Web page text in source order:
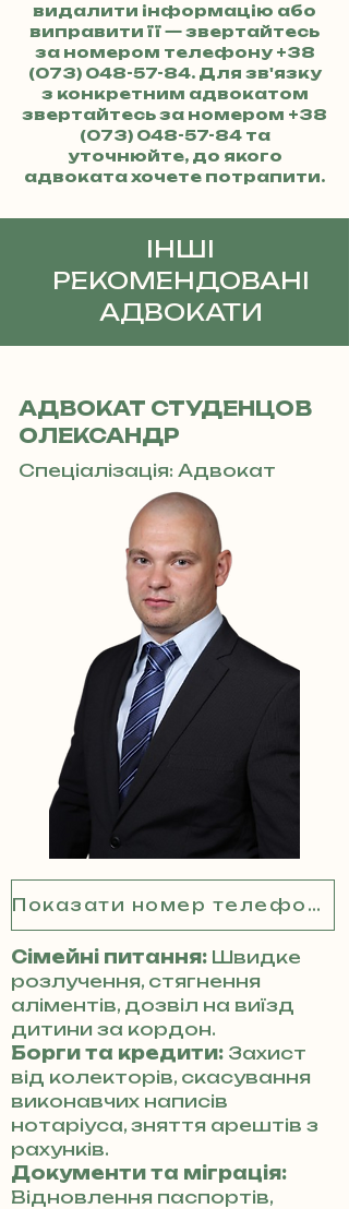
видалити інформацію або
виправити її — звертайтесь
за номером телефону +38
(073) 048-57-84. Для зв'язку
з конкретним адвокатом
звертайтесь за номером +38
(073) 048-57-84та
уточнюйте, до якого
адвоката хочете потрапити.
ІНШІ
РЕКОМЕНДОВАНІ
АДВОКАТИ
АДВОКАТ СТУДЕНЦОВ
ОЛЕКСАНДР
Спеціалізація: Адвокат
Показати номер телефону
Сімейні питання: Швидке
розлучення, стягнення
аліментів, дозвіл на виїзд
дитини за кордон.
Борги та кредити: Захист
від колекторів, скасування
виконавчих написів
нотаріуса, зняття арештів з
рахунків.
Документи та міграція:
Відновлення паспортів,